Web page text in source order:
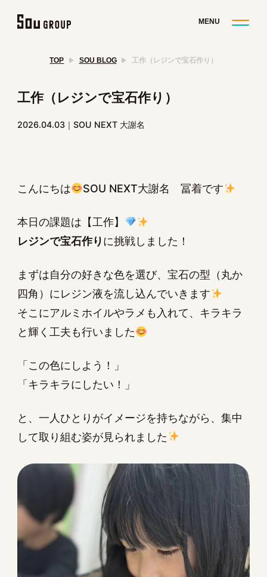
TOP SOU BLOG 工作（レジンで宝石作り）
工作（レジンで宝石作り）
2026.04.03 SOU NEXT 大謝名
こんにちは SOU NEXT大謝名 冨着です
本日の課題は【工作】
レジンで宝石作りに挑戦しました！
まずは自分の好きな色を選び、宝石の型（丸か
四角）にレジン液を流し込んでいきます
そこにアルミホイルやラメも入れて、キラキラ
と輝く工夫も行いました
「この色にしよう！」
「キラキラにしたい！」
と、一人ひとりがイメージを持ちながら、集中
して取り組む姿が見られました